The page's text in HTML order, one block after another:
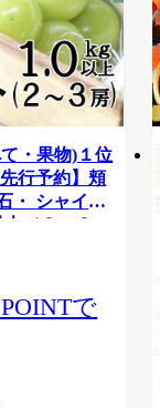
・果物)１位
行予約】頬
・ シャイン
（２〜３
物 くだも
どう ブド
予約 富士川
九千円で